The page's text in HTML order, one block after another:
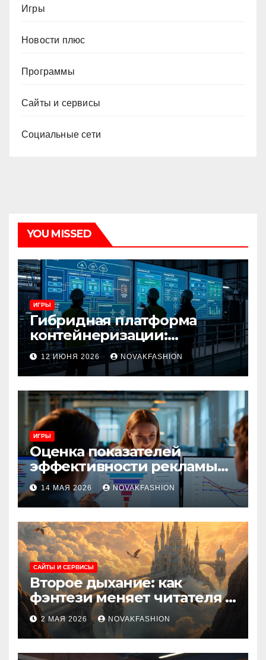
Игры
Новости плюс
Программы
Сайты и сервисы
Социальные сети
YOU MISSED
ИГРЫ
Гибридная платформа
контейнеризации:
архитектура, особенности
и сценарии использования
12 ИЮНЯ 2026 NOVAKFASHION
ИГРЫ
Оценка показателей
эффективности рекламы
при атрибуции
множественных точек
касания
14 МАЯ 2026 NOVAKFASHION
САЙТЫ И СЕРВИСЫ
Второе дыхание: как
фэнтези меняет читателя и
культуру
2 МАЯ 2026 NOVAKFASHION